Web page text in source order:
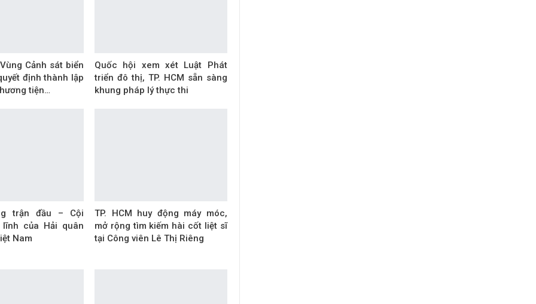
Cảnh sát biển
định thành lập
tiện…
Quốc hội xem xét Luật Phát
triển đô thị, TP. HCM sẵn sàng
khung pháp lý thực thi
trận đầu – Cội
lĩnh của Hải quân
Nam
TP. HCM huy động máy móc,
mở rộng tìm kiếm hài cốt liệt sĩ
tại Công viên Lê Thị Riêng